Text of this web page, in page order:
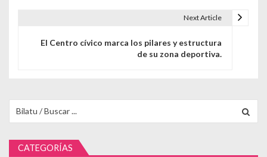
Next Article
El Centro cívico marca los pilares y estructura
de su zona deportiva.
CATEGORÍAS